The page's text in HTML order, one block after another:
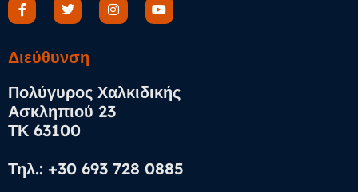
Διεύθυνση​
Πολύγυρος Χαλκιδικής
Ασκληπιού 23
ΤΚ 63100
Τηλ.: +30 693 728 0885